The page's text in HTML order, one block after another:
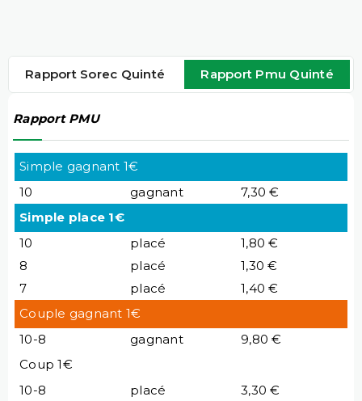
Rapport Sorec Quinté Rapport Pmu Quinté
Rapport PMU
Simple gagnant 1€
10
gagnant
7,30 €
Simple place 1€
10
placé
1,80 €
8
placé
1,30 €
7
placé
1,40 €
Couple gagnant 1€
10-8
gagnant
9,80 €
Coup 1€
10-8
placé 3,30 €